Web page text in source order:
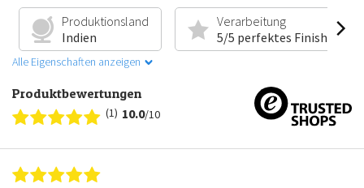
Produktionsland
Indien
Verarbeitung
5/5 perfektes Finish
Alle Eigenschaften anzeigen
Produktbewertungen
(1) 10.0/10